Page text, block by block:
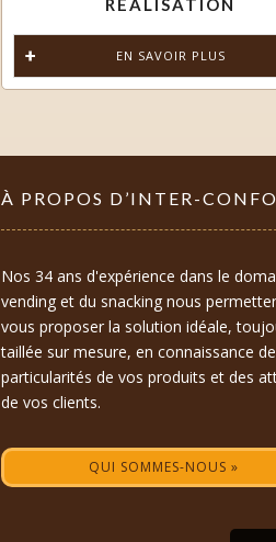
RÉALISATION
EN SAVOIR PLUS
À PROPOS D’INTER-
Nos 34 ans d'expérience dans le
vending et du snacking nous
vous proposer la solution idéale,
taillée sur mesure, en connaissance
particularités de vos produits et des
de vos clients.
QUI SOMMES-NOUS »